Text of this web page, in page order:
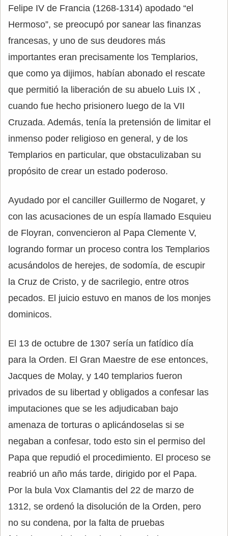
Felipe IV de Francia (1268-1314) apodado “el
Hermoso”, se preocupó por sanear las finanzas
francesas, y uno de sus deudores más
importantes eran precisamente los Templarios,
que como ya dijimos, habían abonado el rescate
que permitió la liberación de su abuelo Luis IX ,
cuando fue hecho prisionero luego de la VII
Cruzada. Además, tenía la pretensión de limitar el
inmenso poder religioso en general, y de los
Templarios en particular, que obstaculizaban su
propósito de crear un estado poderoso.
Ayudado por el canciller Guillermo de Nogaret, y
con las acusaciones de un espía llamado Esquieu
de Floyran, convencieron al Papa Clemente V,
logrando formar un proceso contra los Templarios
acusándolos de herejes, de sodomía, de escupir
la Cruz de Cristo, y de sacrilegio, entre otros
pecados. El juicio estuvo en manos de los monjes
dominicos.
El 13 de octubre de 1307 sería un fatídico día
para la Orden. El Gran Maestre de ese entonces,
Jacques de Molay, y 140 templarios fueron
privados de su libertad y obligados a confesar las
imputaciones que se les adjudicaban bajo
amenaza de torturas o aplicándoselas si se
negaban a confesar, todo esto sin el permiso del
Papa que repudió el procedimiento. El proceso se
reabrió un año más tarde, dirigido por el Papa.
Por la bula Vox Clamantis del 22 de marzo de
1312, se ordenó la disolución de la Orden, pero
no su condena, por la falta de pruebas